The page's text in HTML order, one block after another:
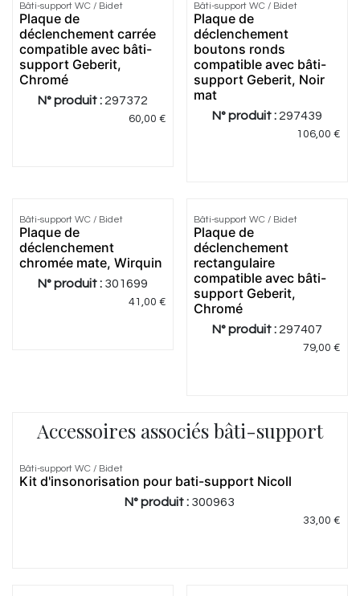
Bâti-support WC / Bidet
Plaque de
déclenchement carrée
compatible avec bâti-
support Geberit,
Chromé
N° produit : 297372
60,00 €
Bâti-support WC / Bidet
Plaque de
déclenchement
boutons ronds
compatible avec bâti-
support Geberit, Noir
mat
N° produit : 297439
106,00 €
Bâti-support WC / Bidet
Plaque de
déclenchement
chromée mate, Wirquin
N° produit : 301699
41,00 €
Bâti-support WC / Bidet
Plaque de
déclenchement
rectangulaire
compatible avec bâti-
support Geberit,
Chromé
N° produit : 297407
79,00 €
Accessoires associés bâti-support
| 1
Bâti-support WC / Bidet
Kit d'insonorisation pour bati-support Nicoll
N° produit : 300963
33,00 €